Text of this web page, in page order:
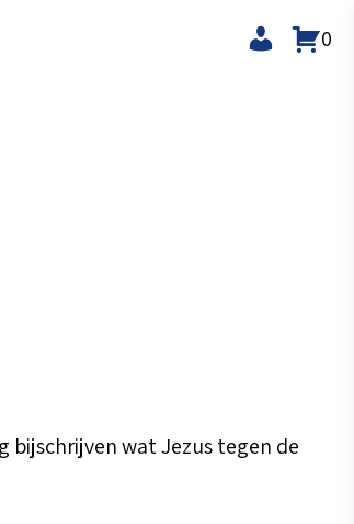
0
bijschrijven wat Jezus tegen de